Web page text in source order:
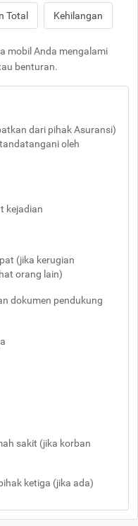
Total Kehilangan
mobil Anda mengalami
benturan.
dari pihak Asuransi)
oleh
kejadian
(jika kerugian
orang lain)
dokumen pendukung
sakit (jika korban
ketiga (jika ada)